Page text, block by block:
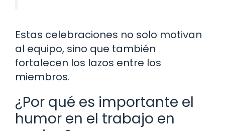
Estas celebraciones no solo motivan
al equipo, sino que también
fortalecen los lazos entre los
miembros.
¿Por qué es importante el
humor en el trabajo en